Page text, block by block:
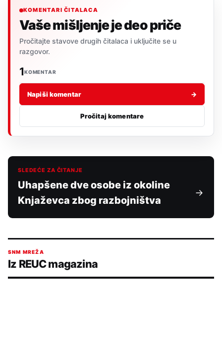
KOMENTARI ČITALACA
Vaše mišljenje je deo priče
Pročitajte stavove drugih čitalaca i uključite se u
razgovor.
1KOMENTAR
Napiši komentar →
Pročitaj komentare
SLEDEĆE ZA ČITANJE
Uhapšene dve osobe iz okoline
Knjaževca zbog razbojništva
SNM MREŽA
Iz REUC magazina